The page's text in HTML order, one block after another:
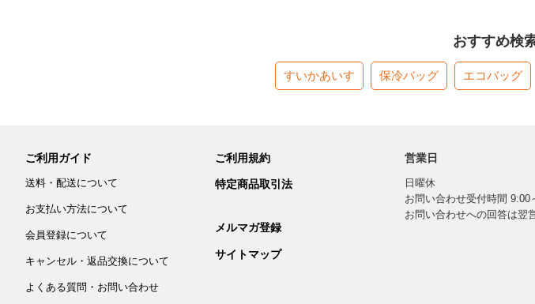
おすすめ検
すいかあいす 保冷バッグ エコバッグ
ご利用ガイド
送料・配送について
お支払い方法について
会員登録について
キャンセル・返品交換について
よくある質問・お問い合わせ
ご利用規約
特定商品取引法
メルマガ登録
サイトマップ
営業日
日曜休
お問い合わせ受付時間 9:00
お問い合わせへの回答は翌